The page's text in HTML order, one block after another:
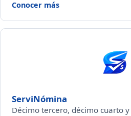
Conocer más— ExcelBot + SRI
ServiNómina
Décimo tercero, décimo cuarto